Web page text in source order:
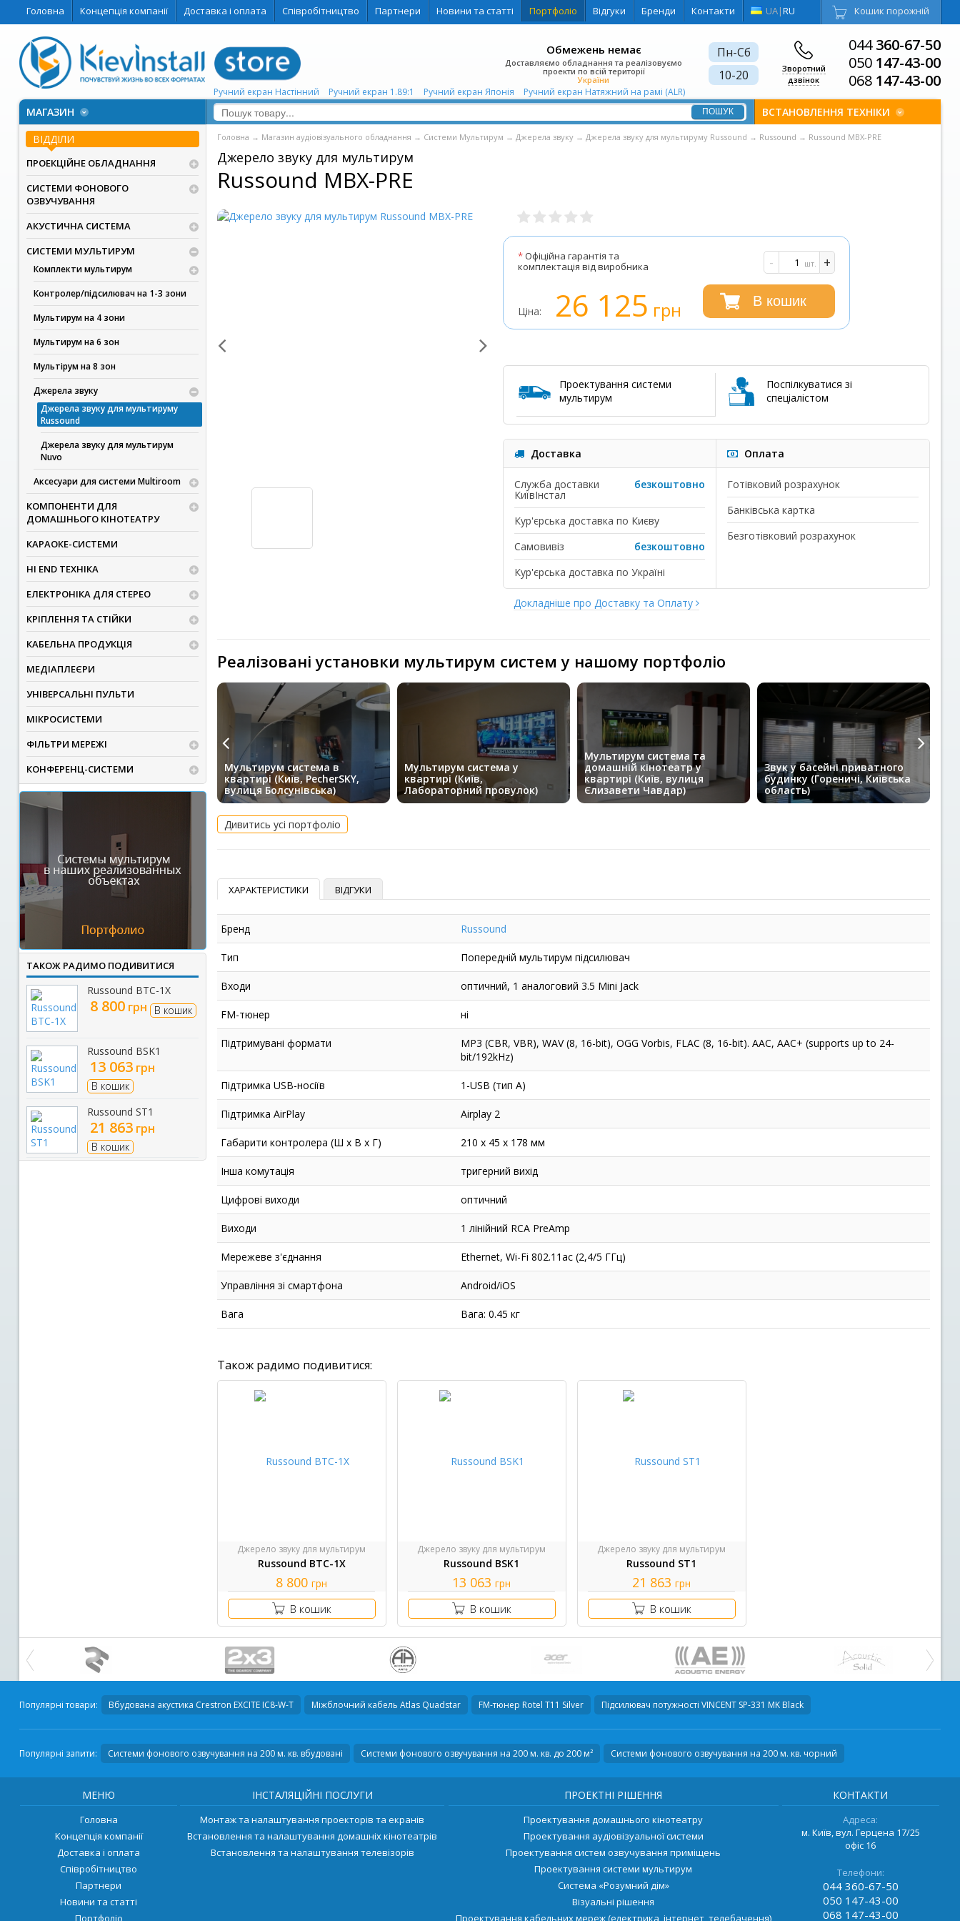
Головна Концепція компанії Доставка і оплата Співробітництво Партнери Новини та статті Портфоліо Відгуки Бренди Контакти UA|RU Кошик порожній
044360-67-50
050 147-43-00
068 147-43-00
Зворотний
дзвінок
Пн-Сб
10-20
Обмежень немає
Доставляємо обладнання та реалізовуємо
проекти по всій території
України
МАГАЗИН
Ручний екран Настінний Ручний екран 1.89:1 Ручний екран Японія Ручний екран Натяжний на рамі (ALR)
ВСТАНОВЛЕННЯ ТЕХНІКИ
ВІДДІЛИ
ПРОЕКЦІЙНЕ ОБЛАДНАННЯ
СИСТЕМИ ФОНОВОГО
ОЗВУЧУВАННЯ
АКУСТИЧНА СИСТЕМА
СИСТЕМИ МУЛЬТИРУМ
Комплекти мультирум
Контролер/підсилювач на 1-3 зони
Мультирум на 4 зони
Мультирум на 6 зон
Мультірум на 8 зон
Джерела звуку
Джерела звуку для мультируму
Russound
Джерела звуку для мультирум
Nuvo
Аксесуари для системи Multiroom
КОМПОНЕНТИ ДЛЯ
ДОМАШНЬОГО КІНОТЕАТРУ
КАРАОКЕ-СИСТЕМИ
HI END ТЕХНІКА
ЕЛЕКТРОНІКА ДЛЯ СТЕРЕО
КРІПЛЕННЯ ТА СТІЙКИ
КАБЕЛЬНА ПРОДУКЦІЯ
МЕДІАПЛЕЄРИ
УНІВЕРСАЛЬНІ ПУЛЬТИ
МІКРОСИСТЕМИ
ФІЛЬТРИ МЕРЕЖІ
КОНФЕРЕНЦ-СИСТЕМИ
ТАКОЖ РАДИМО ПОДИВИТИСЯ
Russound BTC-1X
8 800грн В кошик
Russound BSK1
13 063грн
В кошик
Russound ST1
21 863грн
В кошик
Головна → Магазин аудіовізуального обладнання → Системи Мультирум → Джерела звуку → Джерела звуку для мультируму Russound → Russound → Russound MBX-PRE
Джерело звуку для мультирум
Russound MBX-PRE
*Офіційна гарантія та
комплектація від виробника
- +
шт.
Ціна: 26 125 грн В кошик
Проектування системи
мультирум
Поспілкуватися зі
спеціалістом
Доставка
Служба доставки
КиївІнстал
безкоштовно
Кур'єрська доставка по Києву
Самовивіз
безкоштовно
Кур'єрська доставка по Україні
Оплата
Готівковий розрахунок
Банківська картка
Безготівковий розрахунок
Докладніше про Доставку та Оплату
Реалізовані установки мультирум систем у нашому портфоліо
Мультирум система в
квартирі (Київ, PecherSKY,
вулиця Болсунівська)
Мультирум система у
квартирі (Київ,
Лабораторний провулок)
Мультирум система та
домашній кінотеатр у
квартирі (Київ, вулиця
Єлизавети Чавдар)
Звук у басейні приватного
будинку (Гореничі, Київська
область)
Дивитись усі портфоліо
ХАРАКТЕРИСТИКИ ВІДГУКИ
Бренд Russound
Тип Попередній мультирум підсилювач
Входи оптичний, 1 аналоговий 3.5 Mini Jack
FM-тюнер ні
Підтримувані формати
MP3 (CBR, VBR), WAV (8, 16-bit), OGG Vorbis, FLAC (8, 16-bit). AAC, AAC+ (supports up to 24-
bit/192kHz)
Підтримка USB-носіїв 1-USB (тип А)
Підтримка AirPlay Airplay 2
Габарити контролера (Ш х В х Г) 210 x 45 x 178 мм
Інша комутація тригерний вихід
Цифрові виходи оптичний
Виходи 1 лінійний RCA PreAmp
Мережеве з'єднання Ethernet, Wi-Fi 802.11ac (2,4/5 ГГц)
Управління зі смартфона Android/iOS
Вага Вага: 0.45 кг
Також радимо подивитися:
Джерело звуку для мультирум
Russound BTC-1X
8 800 грн
В кошик
Джерело звуку для мультирум
Russound BSK1
13 063грн
В кошик
Джерело звуку для мультирум
Russound ST1
21 863грн
В кошик
Популярні товари: Вбудована акустика Crestron EXCITE IC8-W-T Міжблочний кабель Atlas Quadstar FM-тюнер Rotel T11 Silver Підсилювач потужності VINCENT SP-331 MK Black
Популярні запити: Системи фонового озвучування на 200 м. кв. вбудовані Системи фонового озвучування на 200 м. кв. до 200 м² Системи фонового озвучування на 200 м. кв. чорний
МЕНЮ
Головна
Концепція компанії
Доставка і оплата
Співробітництво
Партнери
Новини та статті
Портфоліо
ІНСТАЛЯЦІЙНІ ПОСЛУГИ
Монтаж та налаштування проекторів та екранів
Встановлення та налаштування домашніх кінотеатрів
Встановлення та налаштування телевізорів
ПРОЕКТНІ РІШЕННЯ
Проектування домашнього кінотеатру
Проектування аудіовізуальної системи
Проектування систем озвучування приміщень
Проектування системи мультирум
Система «Розумний дім»
Візуальні рішення
Проектування кабельних мереж (електрика, інтернет, телебачення)
КОНТАКТИ
Адреса:
м. Київ, вул. Герцена 17/25
офіс 16
Телефони:
044360-67-50
050 147-43-00
068 147-43-00